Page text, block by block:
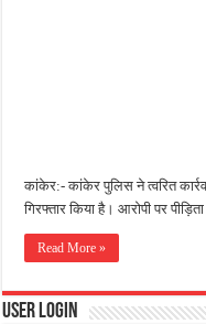
कांकेर:- कांकेर पुलिस ने त्वरित
गिरफ्तार किया है। आरोपी पर
Read More »
User Login